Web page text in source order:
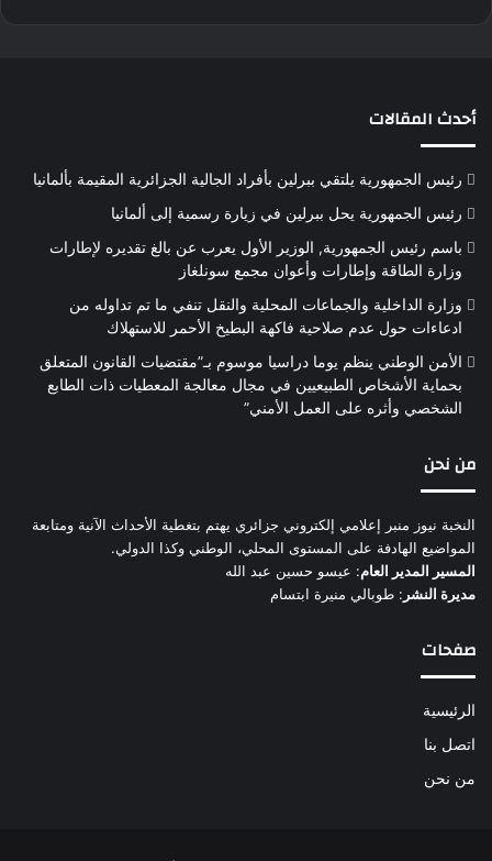
أحدث المقالات
رئيس الجمهورية يلتقي ببرلين بأفراد الجالية الجزائرية المقيمة بألمانيا
رئيس الجمهورية يحل ببرلين في زيارة رسمية إلى ألمانيا
باسم رئيس الجمهورية, الوزير الأول يعرب عن بالغ تقديره لإطارات
وزارة الطاقة وإطارات وأعوان مجمع سونلغاز
وزارة الداخلية والجماعات المحلية والنقل تنفي ما تم تداوله من
ادعاءات حول عدم صلاحية فاكهة البطيخ الأحمر للاستهلاك
الأمن الوطني ينظم يوما دراسيا موسوم بـ”مقتضيات القانون المتعلق
بحماية الأشخاص الطبيعيين في مجال معالجة المعطيات ذات الطابع
الشخصي وأثره على العمل الأمني”
من نحن
النخبة نيوز منبر إعلامي إلكتروني جزائري يهتم بتغطية الأحداث الآنية ومتابعة
المواضيع الهادفة على المستوى المحلي، الوطني وكذا الدولي.
المسير المدير العام: عيسو حسين عبد الله
مديرة النشر : طوبالي منيرة ابتسام
صفحات
الرئيسية
اتصل بنا
من نحن